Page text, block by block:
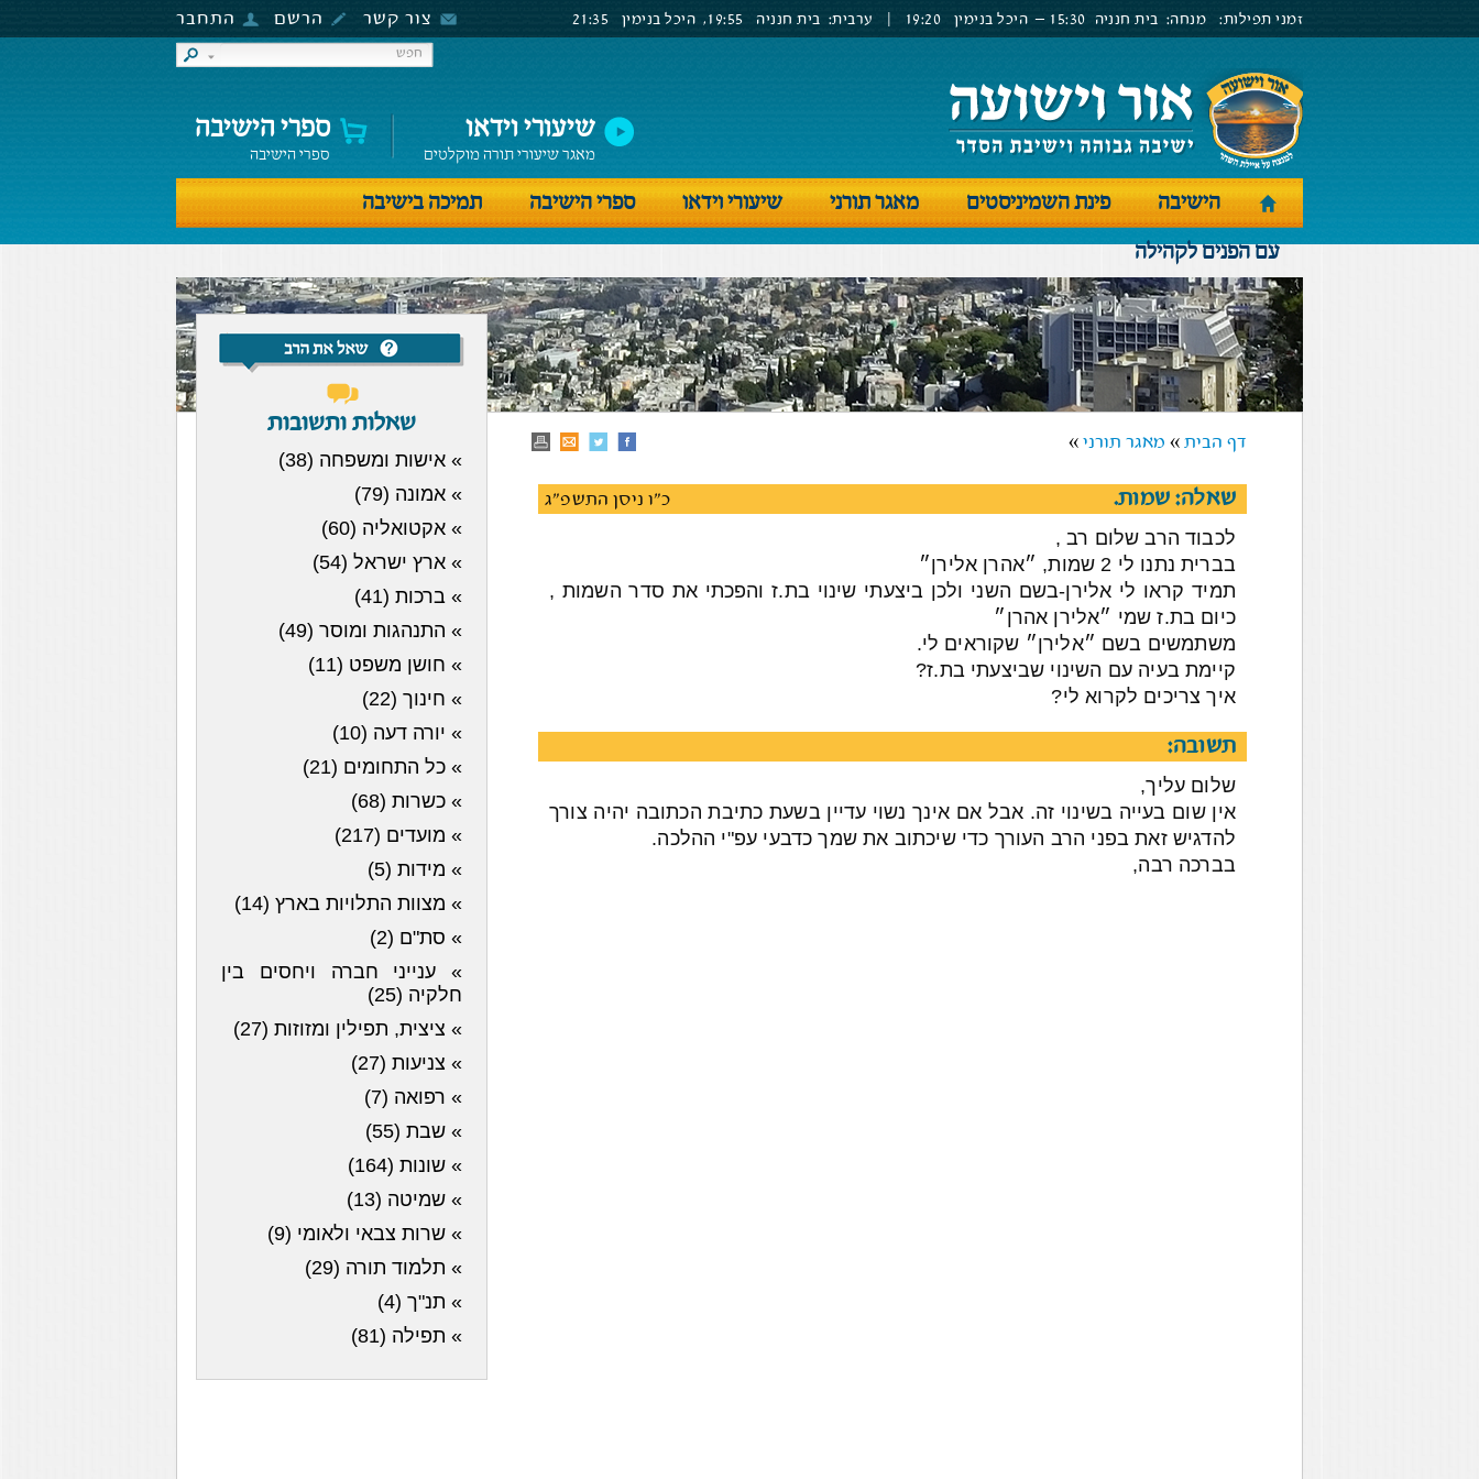
זמני תפילות: מנחה: בית חנניה 15:30 – היכל בנימין ערבית: בית חנניה היכל בנימין צור קשר הרשם התחבר
שיעורי וידאו
מאגר שיעורי תורה מוקלטים
ספרי הישיבה
ספרי הישיבה
הישיבה פינת השמיניסטים מאגר תורני שיעורי וידאו ספרי הישיבה
תמיכה בישיבה
עם הפנים לקהילה
דף הבית » מאגר תורני »
כ"ו ניסן התשפ"ג שאלה: שמות.
לכבוד הרב שלום רב ,
בברית נתנו לי 2 שמות, ״אהרן אלירן״
תמיד קראו לי אלירן-בשם השני ולכן ביצעתי שינוי בת.ז והפכתי את סדר השמות ,
כיום בת.ז שמי ״אלירן אהרן״
משתמשים בשם ״אלירן״ שקוראים לי.
קיימת בעיה עם השינוי שביצעתי בת.ז?
איך צריכים לקרוא לי?
תשובה:
שלום עליך,
אין שום בעייה בשינוי זה. אבל אם אינך נשוי עדיין בשעת כתיבת הכתובה יהיה צורך
להדגיש זאת בפני הרב העורך כדי שיכתוב את שמך כדבעי עפ"י ההלכה.
בברכה רבה,
שאלות ותשובות
» אישות ומשפחה (38)
» אמונה (79)
» אקטואליה (60)
» ארץ ישראל (54)
» ברכות (41)
» התנהגות ומוסר (49)
» חושן משפט (11)
» חינוך (22)
» יורה דעה (10)
» כל התחומים (21)
» כשרות (68)
» מועדים (217)
» מידות (5)
» מצוות התלויות בארץ (14)
» סת"ם (2)
» ענייני חברה ויחסים בין
חלקיה (25)
» ציצית, תפילין ומזוזות (27)
» צניעות (27)
» רפואה (7)
» שבת (55)
» שונות (164)
» שמיטה (13)
» שרות צבאי ולאומי (9)
» תלמוד תורה (29)
» תנ"ך (4)
» תפילה (81)